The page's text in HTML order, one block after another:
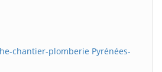
chantier-plomberie Pyrénées-